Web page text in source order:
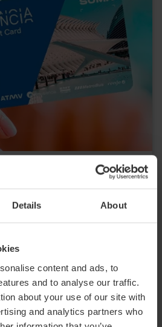
Details About
content and ads, to
and to analyse our traffic.
about your use of our site with
and analytics partners who
Card 24, 48 oder 72
Web